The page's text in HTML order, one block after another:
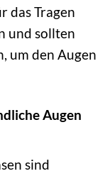
das Tragen
und sollten
um den Augen
Augen
sind